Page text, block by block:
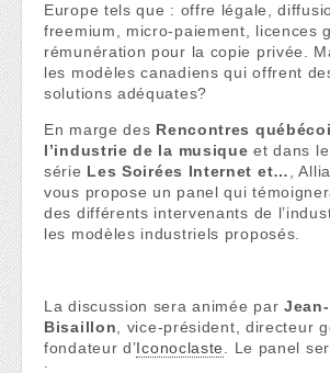
Europe tels que : offre légale,
freemium, micro-paiement, licences
rémunération pour la copie privée.
les modèles canadiens qui offrent
solutions adéquates?
En marge des Rencontres
l’industrie de la musiqueet dans
série Les Soirées Internet et…
,
vous propose un panel qui
des différents intervenants de
les modèles industriels proposés.
La discussion sera animée par
Bisaillon , vice-président, directeur
fondateur d’Iconoclaste
. Le panel
: